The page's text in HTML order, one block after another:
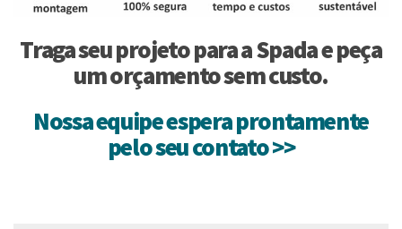
Traga seu projeto para a Spada e peça
um orçamento sem custo.
Nossa equipe espera prontamente
pelo seu contato >>